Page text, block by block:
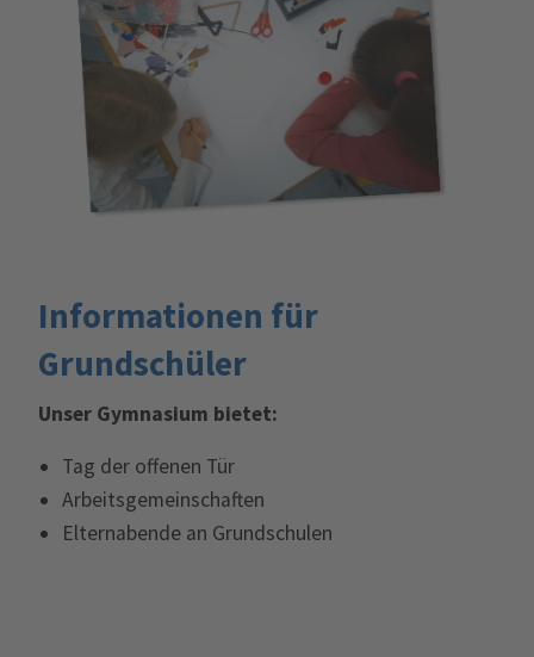
Informationen für
Grundschüler
Unser Gymnasium bietet:
Tag der offenen Tür
Arbeitsgemeinschaften
Elternabende an Grundschulen